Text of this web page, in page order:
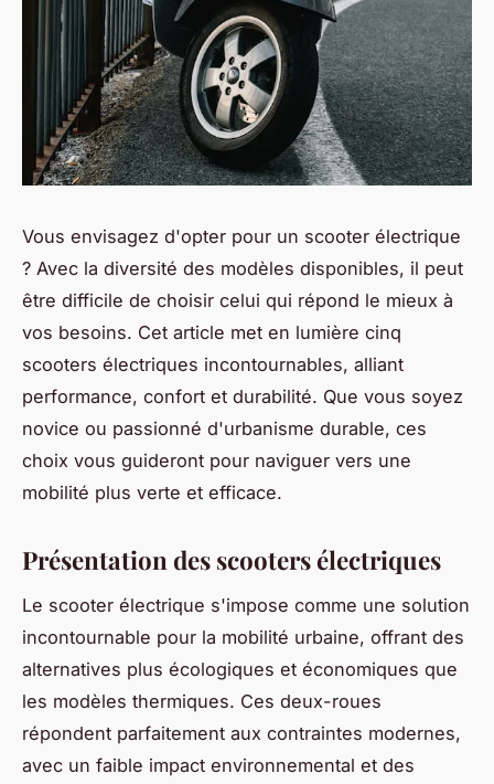
Vous envisagez d'opter pour un scooter électrique
? Avec la diversité des modèles disponibles, il peut
être difficile de choisir celui qui répond le mieux à
vos besoins. Cet article met en lumière cinq
scooters électriques incontournables, alliant
performance, confort et durabilité. Que vous soyez
novice ou passionné d'urbanisme durable, ces
choix vous guideront pour naviguer vers une
mobilité plus verte et efficace.
Présentation des scooters électriques
Le scooter électrique s'impose comme une solution
incontournable pour la mobilité urbaine, offrant des
alternatives plus écologiques et économiques que
les modèles thermiques. Ces deux-roues
répondent parfaitement aux contraintes modernes,
avec un faible impact environnemental et des